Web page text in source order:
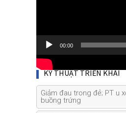
00:00
KỸ THUẬT TRIỂN KHAI
Giảm đau trong đẻ; PT u
buồng trứng